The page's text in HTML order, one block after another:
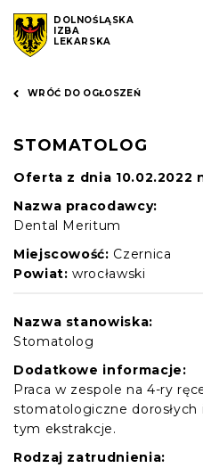
DOLNOŚLĄSKA
IZBA
LEKARSKA
WRÓĆ DO OGŁOSZEŃ
STOMATOLOG
Oferta z dnia 10.02.2022
Nazwa pracodawcy:
Dental Meritum
Miejscowość: Czernica
Powiat: wrocławski
Nazwa stanowiska:
Stomatolog
Dodatkowe informacje:
Praca w zespole na 4-ry
stomatologiczne
tym ekstrakcje.
Rodzaj zatrudnienia: